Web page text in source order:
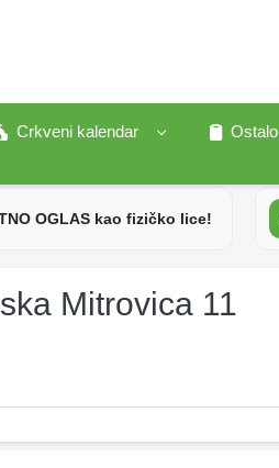
Crkveni kalendar
Ostalo
OGLAS kao fizičko lice!
Mitrovica 11